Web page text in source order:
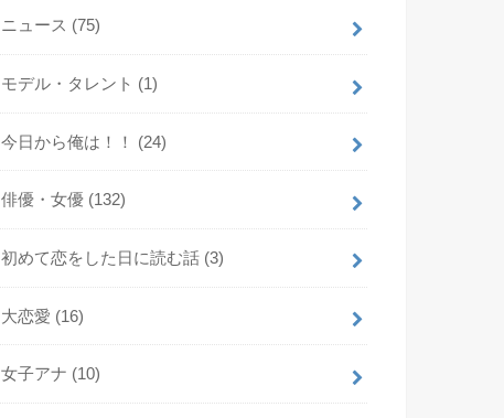
ニュース (75)
モデル・タレント (1)
今日から俺は！！ (24)
俳優・女優 (132)
初めて恋をした日に読む話 (3)
大恋愛 (16)
女子アナ (10)